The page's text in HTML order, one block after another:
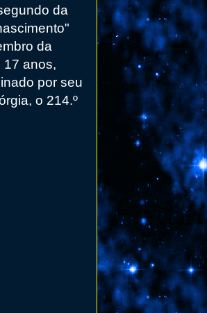
da
da
17 anos,
por seu
o 214.º